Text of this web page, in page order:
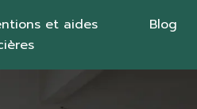
et aides
Blog